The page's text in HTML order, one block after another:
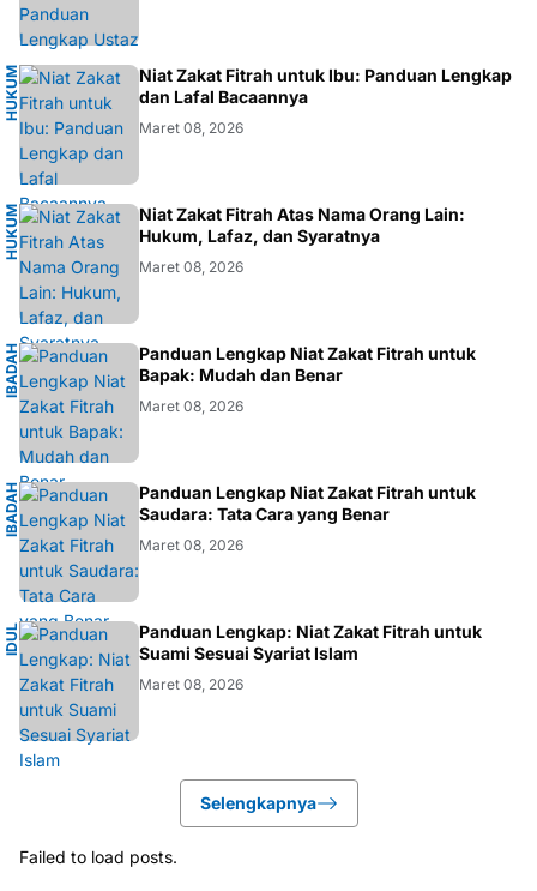
H
U
KU
M
I
S
L
AM
Niat Zakat Fitrah untuk Ibu: Panduan Lengkap
dan Lafal Bacaannya
Maret 08, 2026
H
U
KU
M
I
S
L
AM
Niat Zakat Fitrah Atas Nama Orang Lain:
Hukum, Lafaz, dan Syaratnya
Maret 08, 2026
I
B
A
DA
H
I
S
L
AM
Panduan Lengkap Niat Zakat Fitrah untuk
Bapak: Mudah dan Benar
Maret 08, 2026
I
B
A
DA
H
I
S
L
AM
Panduan Lengkap Niat Zakat Fitrah untuk
Saudara: Tata Cara yang Benar
Maret 08, 2026
I
D
U
L
F
I
T
RI
Panduan Lengkap: Niat Zakat Fitrah untuk
Suami Sesuai Syariat Islam
Maret 08, 2026
Selengkapnya
Failed to load posts.